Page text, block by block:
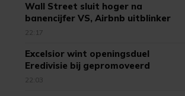
Wall Street sluit hoger na
banencijfer VS, Airbnb uitblinker
22:17
Excelsior wint openingsduel
Eredivisie bij gepromoveerd
Cambuur
22:03